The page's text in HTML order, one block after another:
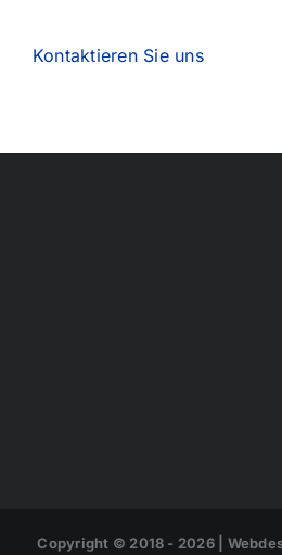
Kontaktieren Sie uns
Copyright © 2018 - 2026 |